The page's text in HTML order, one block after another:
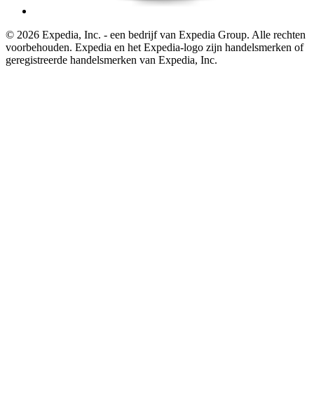
© 2026 Expedia, Inc. - een bedrijf van Expedia Group. Alle rechten
voorbehouden. Expedia en het Expedia-logo zijn handelsmerken of
geregistreerde handelsmerken van Expedia, Inc.